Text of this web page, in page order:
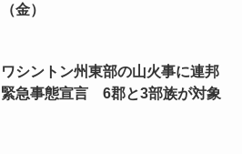
（金）
ワシントン州東部の山火事に連邦
緊急事態宣言 6郡と3部族が対象